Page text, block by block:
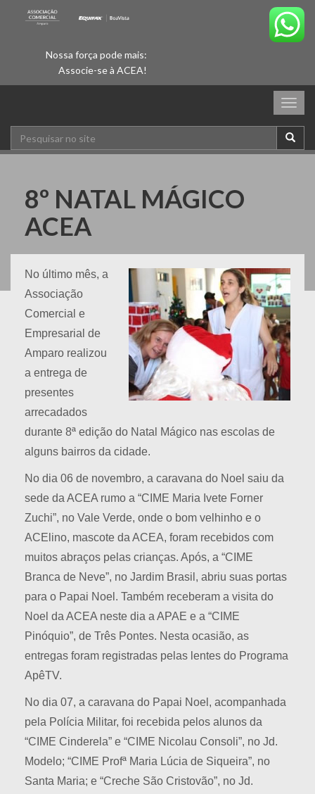
Nossa força pode mais:
Associe-se à ACEA!
8º NATAL MÁGICO
ACEA
No último mês, a
Associação
Comercial e
Empresarial de
Amparo realizou
a entrega de
presentes
arrecadados
durante 8ª edição do Natal Mágico nas escolas de
alguns bairros da cidade.
No dia 06 de novembro, a caravana do Noel saiu da
sede da ACEA rumo a “CIME Maria Ivete Forner
Zuchi”, no Vale Verde, onde o bom velhinho e o
ACElino, mascote da ACEA, foram recebidos com
muitos abraços pelas crianças. Após, a “CIME
Branca de Neve”, no Jardim Brasil, abriu suas portas
para o Papai Noel. Também receberam a visita do
Noel da ACEA neste dia a APAE e a “CIME
Pinóquio”, de Três Pontes. Nesta ocasião, as
entregas foram registradas pelas lentes do Programa
ApêTV.
No dia 07, a caravana do Papai Noel, acompanhada
pela Polícia Militar, foi recebida pelos alunos da
“CIME Cinderela” e “CIME Nicolau Consoli”, no Jd.
Modelo; “CIME Profª Maria Lúcia de Siqueira”, no
Santa Maria; e “Creche São Cristovão”, no Jd.